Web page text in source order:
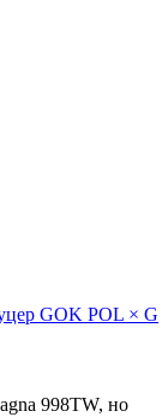
GOK POL × G
998TW, но